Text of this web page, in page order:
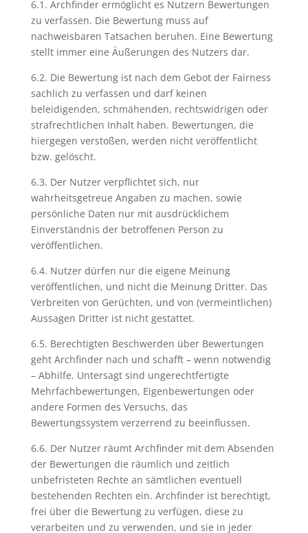
6.1. Archfinder ermöglicht es Nutzern Bewertungen
zu verfassen. Die Bewertung muss auf
nachweisbaren Tatsachen beruhen. Eine Bewertung
stellt immer eine Äußerungen des Nutzers dar.
6.2. Die Bewertung ist nach dem Gebot der Fairness
sachlich zu verfassen und darf keinen
beleidigenden, schmähenden, rechtswidrigen oder
strafrechtlichen Inhalt haben. Bewertungen, die
hiergegen verstoßen, werden nicht veröffentlicht
bzw. gelöscht.
6.3. Der Nutzer verpflichtet sich, nur
wahrheitsgetreue Angaben zu machen, sowie
persönliche Daten nur mit ausdrücklichem
Einverständnis der betroffenen Person zu
veröffentlichen.
6.4. Nutzer dürfen nur die eigene Meinung
veröffentlichen, und nicht die Meinung Dritter. Das
Verbreiten von Gerüchten, und von (vermeintlichen)
Aussagen Dritter ist nicht gestattet.
6.5. Berechtigten Beschwerden über Bewertungen
geht Archfinder nach und schafft – wenn notwendig
– Abhilfe. Untersagt sind ungerechtfertigte
Mehrfachbewertungen, Eigenbewertungen oder
andere Formen des Versuchs, das
Bewertungssystem verzerrend zu beeinflussen.
6.6. Der Nutzer räumt Archfinder mit dem Absenden
der Bewertungen die räumlich und zeitlich
unbefristeten Rechte an sämtlichen eventuell
bestehenden Rechten ein. Archfinder ist berechtigt,
frei über die Bewertung zu verfügen, diese zu
verarbeiten und zu verwenden, und sie in jeder